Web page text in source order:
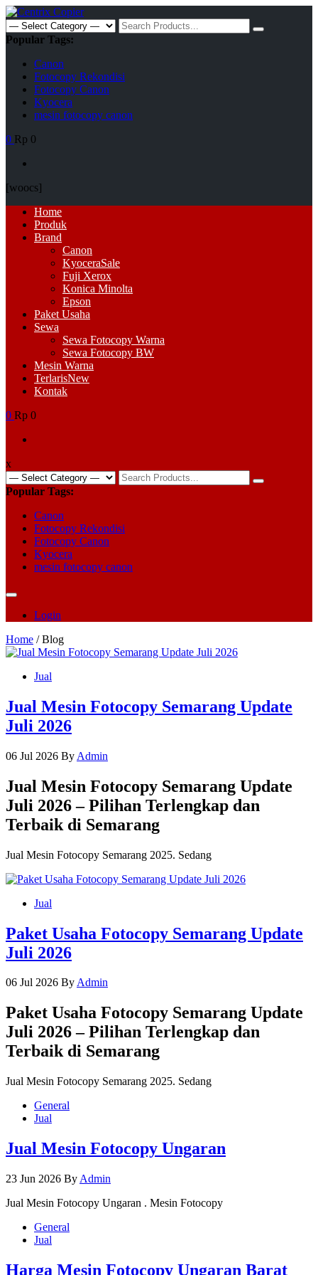
Skip
to
content
Search
for:
Popular Tags:
Canon
Fotocopy Rekondisi
Fotocopy Canon
Kyocera
mesin fotocopy canon
0 Rp 0
[woocs]
Primary
Menu
Home
Produk
Brand
Canon
KyoceraSale
Fuji Xerox
Konica Minolta
Epson
Paket Usaha
Sewa
Sewa Fotocopy Warna
Sewa Fotocopy BW
Mesin Warna
TerlarisNew
Kontak
0 Rp 0
x
Search
for:
Popular Tags:
Canon
Fotocopy Rekondisi
Fotocopy Canon
Kyocera
mesin fotocopy canon
Login
Home / Blog
Blog
Jual
Jual Mesin Fotocopy Semarang Update
Juli 2026
06 Jul 2026 By Admin
Jual Mesin Fotocopy Semarang Update
Juli 2026 – Pilihan Terlengkap dan
Terbaik di Semarang
Jual Mesin Fotocopy Semarang 2025. Sedang
Jual
Paket Usaha Fotocopy Semarang Update
Juli 2026
06 Jul 2026 ByAdmin
Paket Usaha Fotocopy Semarang Update
Juli 2026 – Pilihan Terlengkap dan
Terbaik di Semarang
Jual Mesin Fotocopy Semarang 2025. Sedang
General
Jual
Jual Mesin Fotocopy Ungaran
23 Jun 2026 By Admin
Jual Mesin Fotocopy Ungaran . Mesin Fotocopy
General
Jual
Harga Mesin Fotocopy Ungaran Barat